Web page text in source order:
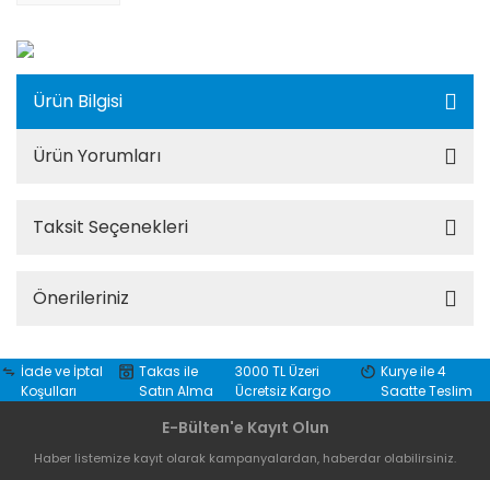
Ürün Bilgisi
Ürün Yorumları
Taksit Seçenekleri
Önerileriniz
İade ve İptal
Koşulları
Takas ile
Satın Alma
3000 TL Üzeri
Ücretsiz Kargo
Kurye ile 4
Saatte Teslim
E-Bülten'e Kayıt Olun
Haber listemize kayıt olarak kampanyalardan, haberdar olabilirsiniz.